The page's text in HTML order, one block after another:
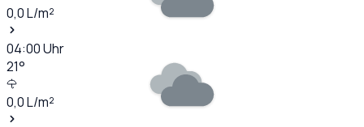
0,0L/m²
04:00Uhr
21°
0,0L/m²